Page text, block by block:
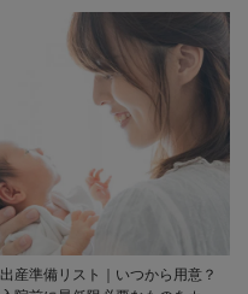
出産準備リスト｜いつから用意？